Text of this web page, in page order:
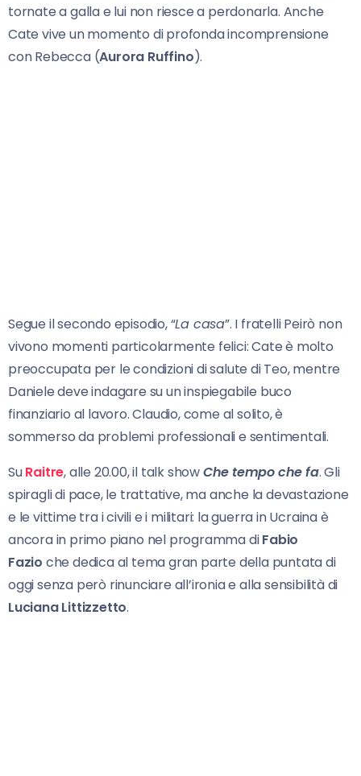
tornate a galla e lui non riesce a perdonarla. Anche
Cate vive un momento di profonda incomprensione
con Rebecca (Aurora Ruffino).
Segue il secondo episodio, “La casa”. I fratelli Peirò non
vivono momenti particolarmente felici: Cate è molto
preoccupata per le condizioni di salute di Teo, mentre
Daniele deve indagare su un inspiegabile buco
finanziario al lavoro. Claudio, come al solito, è
sommerso da problemi professionali e sentimentali.
SuRaitre, alle 20.00, il talk showChe tempo che fa. Gli
spiragli di pace, le trattative, ma anche la devastazione
e le vittime tra i civili e i militari: la guerra in Ucraina è
ancora in primo piano nel programma diFabio
Fazio che dedica al tema gran parte della puntata di
oggi senza però rinunciare all’ironia e alla sensibilità di
Luciana Littizzetto.